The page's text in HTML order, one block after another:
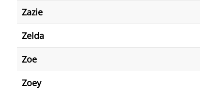
Zazie
Zelda
Zoe
Zoey